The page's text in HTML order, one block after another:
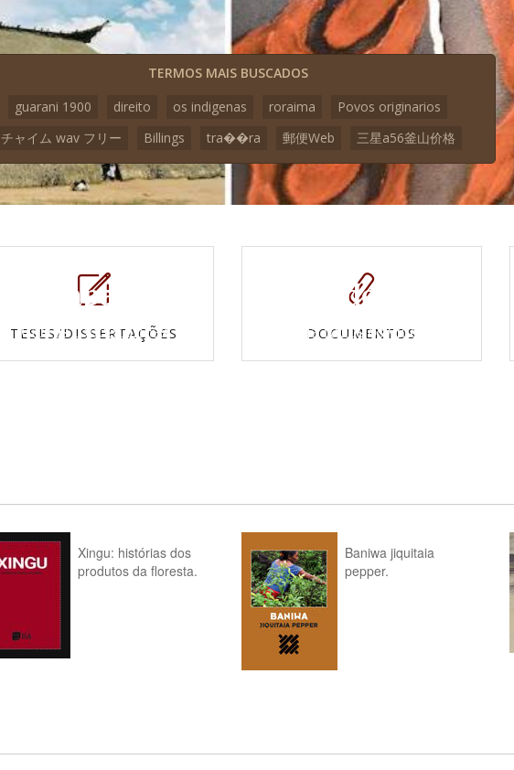
TERMOS MAIS BUSCADOS
guarani 1900
direito os indigenas roraima
Povos originarios
チャイム wav フリー
Billings tra��ra 郵便Web 三星a56釜山价格
TESES/DISSERTAÇÕES DOCUMENTOS
Mapas e
Cartas topográficas
Vídeos
Veja todos os vídeos
Xingu: histórias dos
produtos da floresta.
Baniwa jiquitaia
pepper.